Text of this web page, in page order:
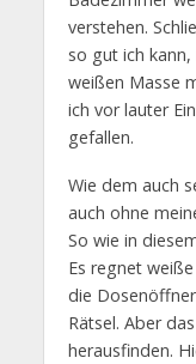
verstehen.
so gut ich
weißen Masse
ich vor lauter
gefallen.
Wie dem auch
auch ohne
So wie in
Es regnet
die
Rätsel. Aber
herausfinden.